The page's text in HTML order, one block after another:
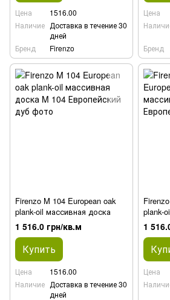
Цена
1516.00
Наличие Доставка в течение 30
дней
Бренд
Firenzo
Цена
Бренд
Firenzo M 104 European oak
plank-oil массивная доска
1 516.0 грн/кв.м
Купить
Цена
1516.00
Наличие Доставка в течение 30
дней
plank-
1
Цена